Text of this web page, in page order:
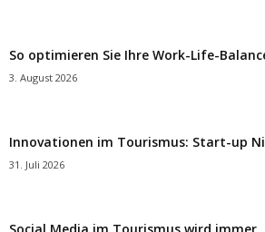
So optimieren Sie Ihre Work-Life-
3. August 2026
Innovationen im Tourismus: Start-up
31. Juli 2026
Social Media im Tourismus wird immer